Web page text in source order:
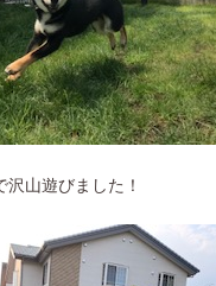
沢山遊びました！